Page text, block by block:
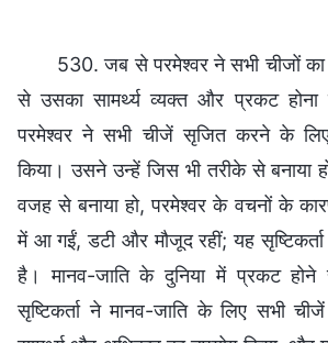
530. जब से परमेश्वर ने सभी चीजों
से उसका सामर्थ्य व्यक्त और प्रकट होना
परमेश्वर ने सभी चीजें सृजित करने के
किया। उसने उन्हें जिस भी तरीके से बनाया
वजह से बनाया हो, परमेश्वर के वचनों के
में आ गईं, डटी और मौजूद रहीं; यह सृष्टिकर्ता
है। मानव-जाति के दुनिया में प्रकट
सृष्टिकर्ता ने मानव-जाति के लिए सभी